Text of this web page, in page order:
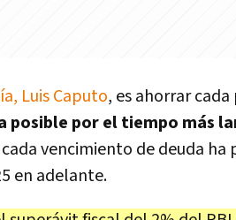
Luis Caputo, es ahorrar
posible por el tiempo más
vencimiento de deuda ha
en adelante.